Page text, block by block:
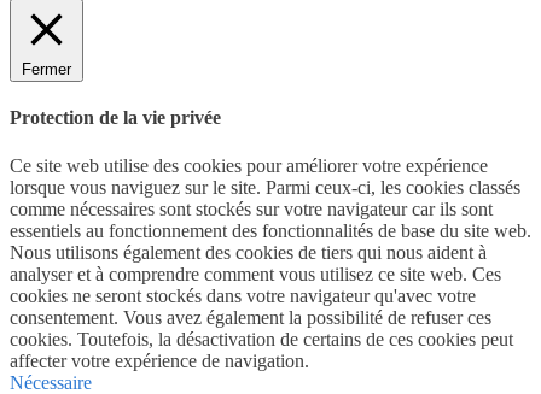
Fermer
Protection de la vie privée
Ce site web utilise des cookies pour améliorer votre expérience
lorsque vous naviguez sur le site. Parmi ceux-ci, les cookies classés
comme nécessaires sont stockés sur votre navigateur car ils sont
essentiels au fonctionnement des fonctionnalités de base du site web.
Nous utilisons également des cookies de tiers qui nous aident à
analyser et à comprendre comment vous utilisez ce site web. Ces
cookies ne seront stockés dans votre navigateur qu'avec votre
consentement. Vous avez également la possibilité de refuser ces
cookies. Toutefois, la désactivation de certains de ces cookies peut
affecter votre expérience de navigation.
Nécessaire